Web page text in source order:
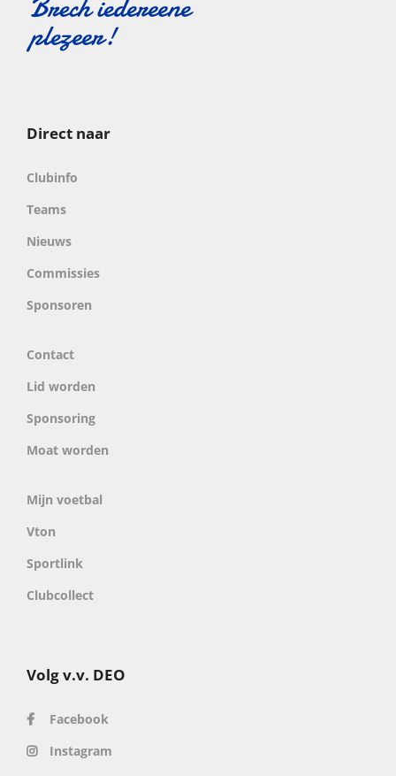
Direct naar
Clubinfo
Teams
Nieuws
Commissies
Sponsoren
Contact
Lid worden
Sponsoring
Moat worden
Mijn voetbal
Vton
Sportlink
Clubcollect
Volg v.v. DEO
Facebook
Instagram